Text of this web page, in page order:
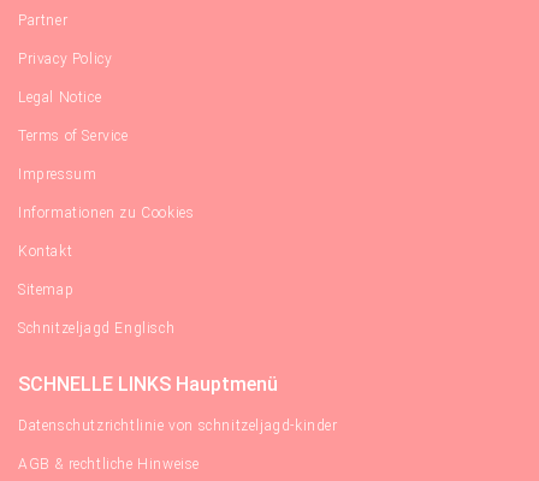
Partner
Privacy Policy
Legal Notice
Terms of Service
Impressum
Informationen zu Cookies
Kontakt
Sitemap
Schnitzeljagd Englisch
SCHNELLE LINKS Hauptmenü
Datenschutzrichtlinie von schnitzeljagd-kinder
AGB & rechtliche Hinweise